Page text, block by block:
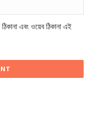
এবং ওয়েব ঠিকানা এই